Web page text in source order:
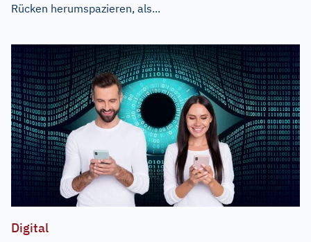
Rücken herumspazieren, als...
Digital